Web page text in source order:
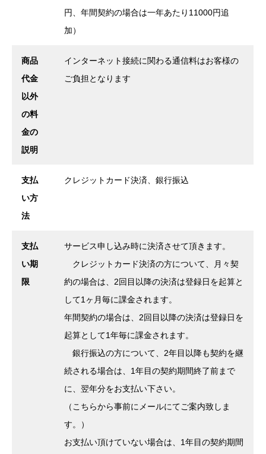
円、年間契約の場合は一年あたり11000円追
加）
商品
代金
以外
の料
金の
説明
インターネット接続に関わる通信料はお客様の
ご負担となります
支払
い方
法
クレジットカード決済、銀行振込
支払
い期
限
サービス申し込み時に決済させて頂きます。
クレジットカード決済の方について、月々契
約の場合は、2回目以降の決済は登録日を起算と
して1ヶ月毎に課金されます。
年間契約の場合は、2回目以降の決済は登録日を
起算として1年毎に課金されます。
銀行振込の方について、2年目以降も契約を継
続される場合は、1年目の契約期間終了前まで
に、翌年分をお支払い下さい。
（こちらから事前にメールにてご案内致しま
す。）
お支払い頂けていない場合は、1年目の契約期間